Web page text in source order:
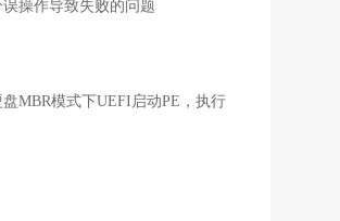
操作导致失败的问题
MBR模式下UEFI启动PE，执行